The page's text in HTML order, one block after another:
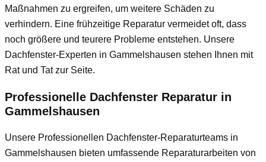
Maßnahmen zu ergreifen, um weitere Schäden zu
verhindern. Eine frühzeitige Reparatur vermeidet oft, dass
noch größere und teurere Probleme entstehen. Unsere
Dachfenster-Experten in Gammelshausen stehen Ihnen mit
Rat und Tat zur Seite.
Professionelle Dachfenster Reparatur in
Gammelshausen
Unsere Professionellen Dachfenster-Reparaturteams in
Gammelshausen bieten umfassende Reparaturarbeiten von